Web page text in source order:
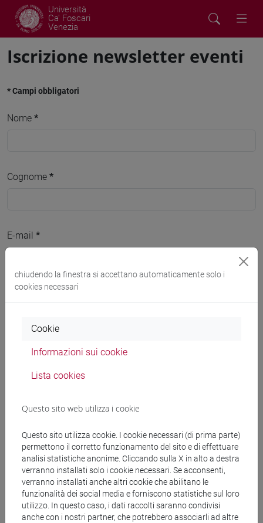
Università
Ca' Foscari
Venezia
Iscrizione newsletter eventi
* Campi obbligatori
Nome *
Cognome *
E-mail *
Azienda / ente
Ruolo / status
Ho preso visione dell' informativa sul trattamento dei
dati personali *
Conferma
chiudendo la finestra si accettano automaticamente solo i
cookies necessari
Cookie
Informazioni sui cookie
Lista cookies
Questo sito web utilizza i cookie
Questo sito utilizza cookie. I cookie necessari (di prima parte)
permettono il corretto funzionamento del sito e di effettuare
analisi statistiche anonime. Cliccando sulla X in alto a destra
verranno installati solo i cookie necessari. Se acconsenti,
verranno installati anche altri cookie che abilitano le
funzionalità dei social media e forniscono statistiche sul loro
utilizzo. In questo caso, i dati raccolti saranno condivisi
anche con i nostri partner, che potrebbero associarli ad altre